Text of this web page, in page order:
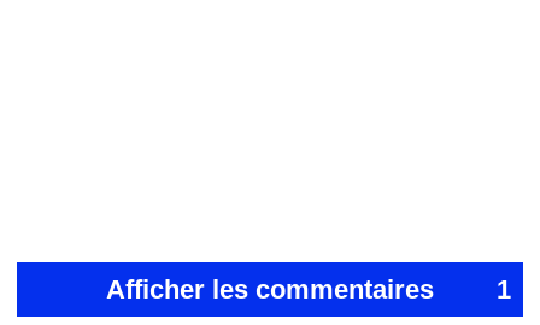
Afficher les commentaires 1